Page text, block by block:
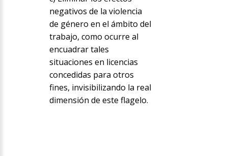
negativos de la violencia
de género en el ámbito del
trabajo, como ocurre al
encuadrar tales
situaciones en licencias
concedidas para otros
fines, invisibilizando la real
dimensión de este flagelo.